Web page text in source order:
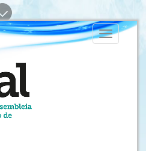
Toggle
navigation